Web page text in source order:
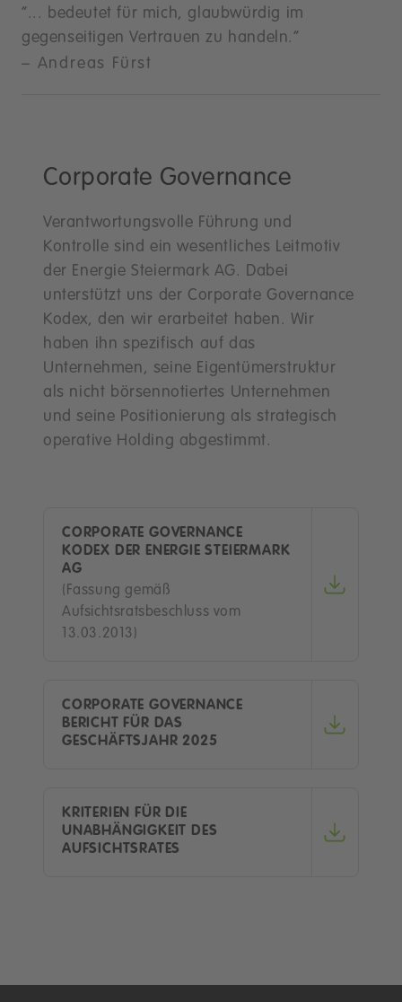
“... bedeutet für mich, glaubwürdig im
gegenseitigen Vertrauen zu handeln.“
– Andreas Fürst
Corporate Governance
Verantwortungsvolle Führung und
Kontrolle sind ein wesentliches Leitmotiv
der Energie Steiermark AG. Dabei
unterstützt uns der Corporate Governance
Kodex, den wir erarbeitet haben. Wir
haben ihn spezifisch auf das
Unternehmen, seine Eigentümerstruktur
als nicht börsennotiertes Unternehmen
und seine Positionierung als strategisch
operative Holding abgestimmt.
CORPORATE GOVERNANCE
KODEX DER ENERGIE STEIERMARK
AG
(Fassung gemäß
Aufsichtsratsbeschluss vom
13.03.2013)
CORPORATE GOVERNANCE
BERICHT FÜR DAS
GESCHÄFTSJAHR 2025
KRITERIEN FÜR DIE
UNABHÄNGIGKEIT DES
AUFSICHTSRATES